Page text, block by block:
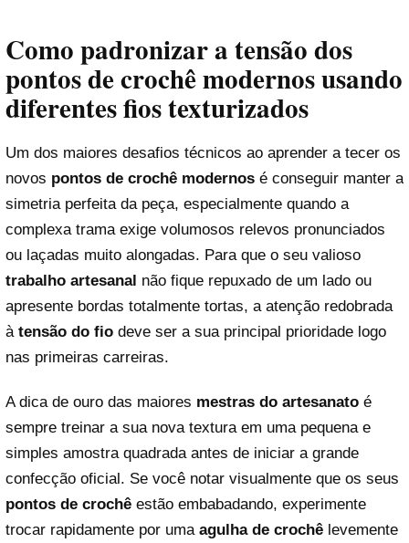
Como padronizar a tensão dos
pontos de crochê modernos usando
diferentes fios texturizados
Um dos maiores desafios técnicos ao aprender a tecer os
novos pontos de crochê modernos é conseguir manter a
simetria perfeita da peça, especialmente quando a
complexa trama exige volumosos relevos pronunciados
ou laçadas muito alongadas. Para que o seu valioso
trabalho artesanal não fique repuxado de um lado ou
apresente bordas totalmente tortas, a atenção redobrada
à tensão do fio deve ser a sua principal prioridade logo
nas primeiras carreiras.
A dica de ouro das maiores mestras do artesanato é
sempre treinar a sua nova textura em uma pequena e
simples amostra quadrada antes de iniciar a grande
confecção oficial. Se você notar visualmente que os seus
pontos de crochê estão embabadando, experimente
trocar rapidamente por uma agulha de crochê levemente